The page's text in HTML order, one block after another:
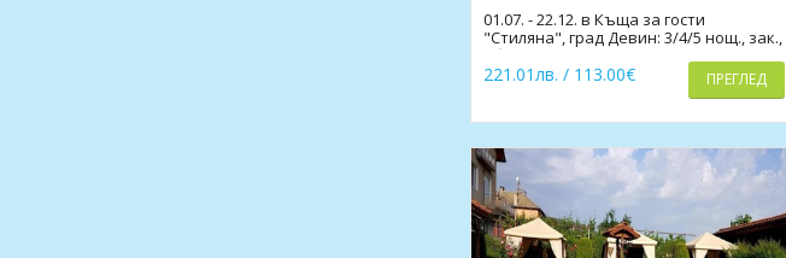
01.07. - 22.12. в Къща за гости
"Стиляна", град Девин: 3/4/5 нощ., зак.,
обяд,вечеря,сауна
221.01лв. / 113.00€ ПРЕГЛЕД